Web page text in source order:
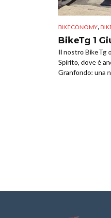
BIKECONOMY,
BikeTg 1
Il nostro BikeTg
Spirito, dove è
Granfondo: una